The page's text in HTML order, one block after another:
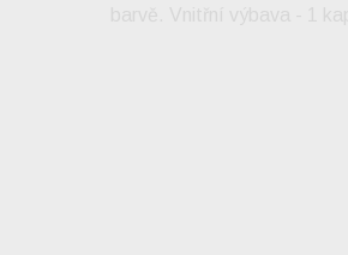
barvě. Vnitřní výbava - 1